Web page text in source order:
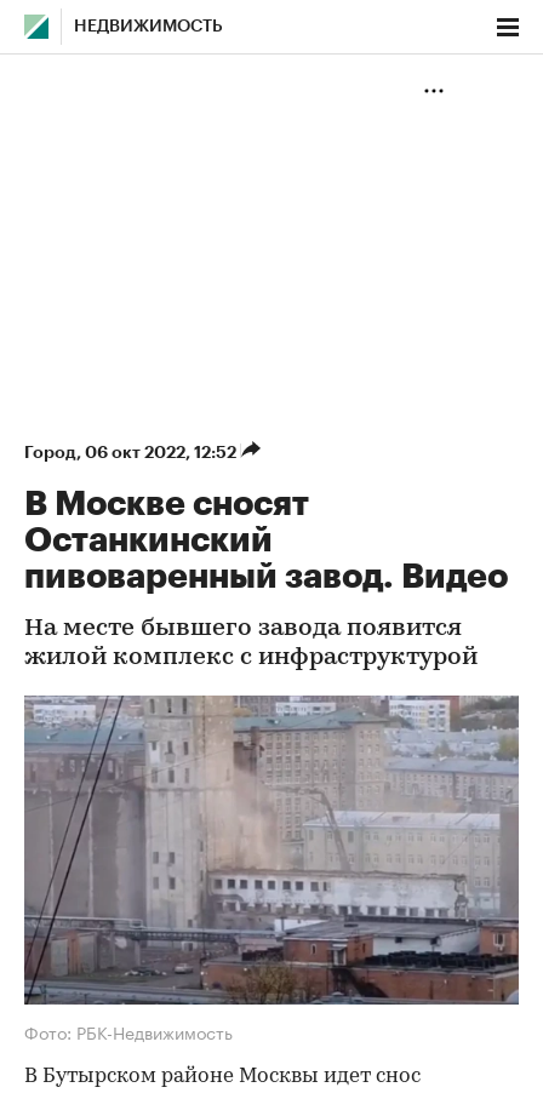
НЕДВИЖИМОСТЬ
Город⁠, 06 окт 2022, 12:52
В Москве сносят
Останкинский
пивоваренный завод. Видео
На месте бывшего завода появится
жилой комплекс с инфраструктурой
Фото: РБК-Недвижимость
В Бутырском районе Москвы идет снос